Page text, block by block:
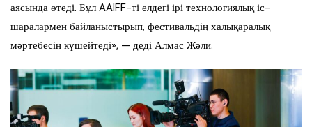
аясында өтеді. Бұл AAIFF-ті елдегі ірі технологиялық іс-
шаралармен байланыстырып, фестивальдің халықаралық
мәртебесін күшейтеді», — деді Алмас Жәли.